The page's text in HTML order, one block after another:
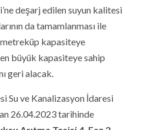
deşarj edilen suyun kalitesi
da tamamlanması ile
kapasiteye
en büyük kapasiteye sahip
geri alacak.
Su ve Kanalizasyon İdaresi
26.04.2023 tarihinde